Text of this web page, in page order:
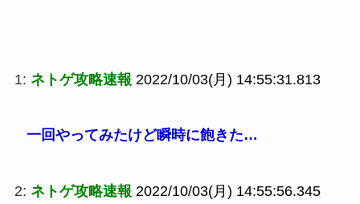
1: ネトゲ攻略速報 2022/10/03(月) 14:55:31.813
一回やってみたけど瞬時に飽きた…
2: ネトゲ攻略速報 2022/10/03(月) 14:55:56.345